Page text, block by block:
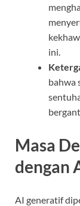
ini.
bahwa
Masa
dengan
AI generatif